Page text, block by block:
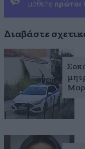
μάθετε πρώτοι
Διαβάστε